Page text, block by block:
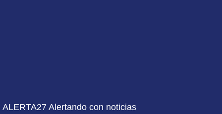
ALERTA27 Alertando con noticias